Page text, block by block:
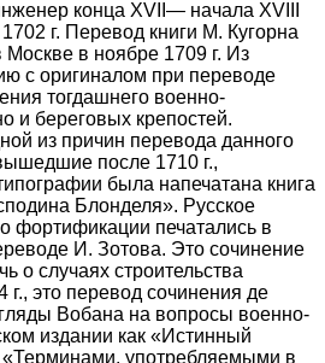
конца XVII— начала XVIII
г. Перевод книги М. Кугорна
в ноябре 1709 г. Из
с оригиналом при переводе
тогдашнего военно-
и береговых крепостей.
из причин перевода данного
после 1710 г.,
была напечатана книга
Блонделя». Русское
фортификации печатались в
И. Зотова. Это сочинение
о случаях строительства
это перевод сочинения де
Вобана на вопросы военно-
издании как «Истинный
употребляемыми в